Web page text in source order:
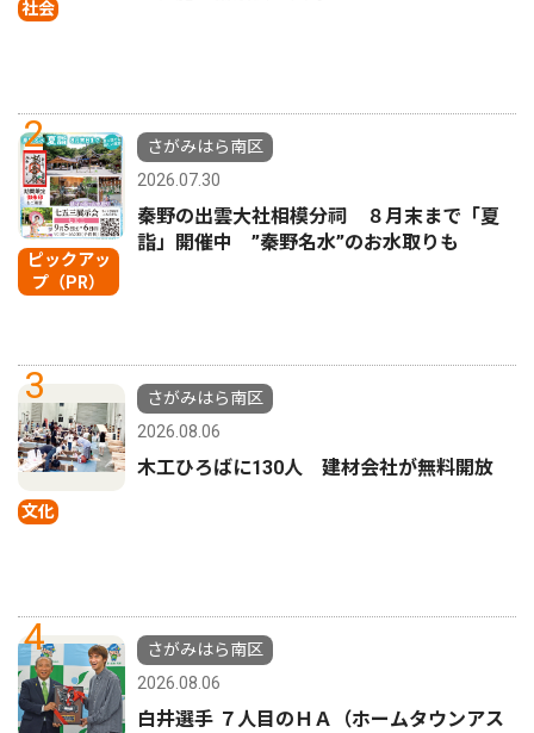
社会
2
ピックアッ
プ（PR）
さがみはら南区
2026.07.30
秦野の出雲大社相模分祠 ８月末まで「夏
詣」開催中 ”秦野名水”のお水取りも
3
文化
さがみはら南区
2026.08.06
木工ひろばに130人 建材会社が無料開放
4
さがみはら南区
2026.08.06
白井選手 ７人目のＨＡ（ホームタウンアス